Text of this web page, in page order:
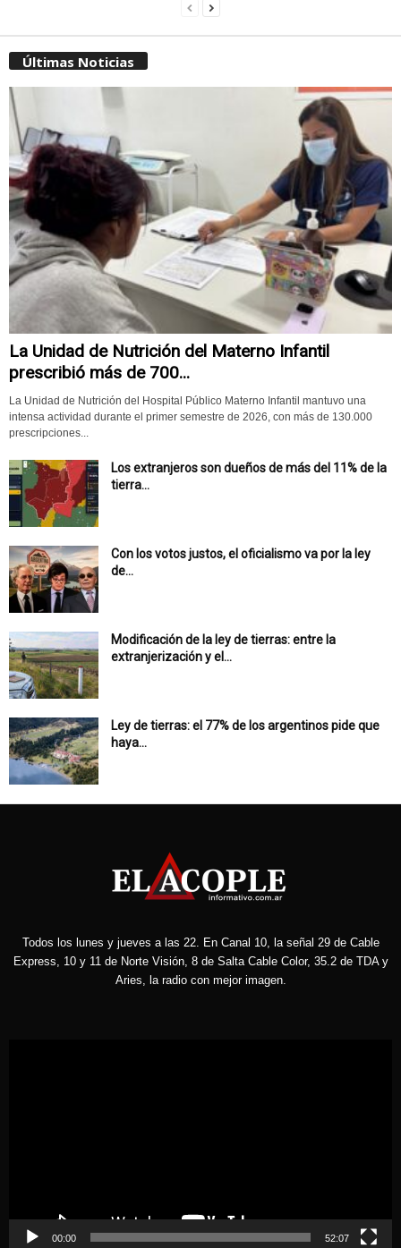
Últimas Noticias
La Unidad de Nutrición del Materno Infantil
prescribió más de 700...
La Unidad de Nutrición del Hospital Público Materno Infantil mantuvo una
intensa actividad durante el primer semestre de 2026, con más de 130.000
prescripciones...
Los extranjeros son dueños de más del 11% de la
tierra...
Con los votos justos, el oficialismo va por la ley
de...
Modificación de la ley de tierras: entre la
extranjerización y el...
Ley de tierras: el 77% de los argentinos pide que
haya...
Todos los lunes y jueves a las 22. En Canal 10, la señal 29 de Cable
Express, 10 y 11 de Norte Visión, 8 de Salta Cable Color, 35.2 de TDA y
Aries, la radio con mejor imagen.
00:00 52:07